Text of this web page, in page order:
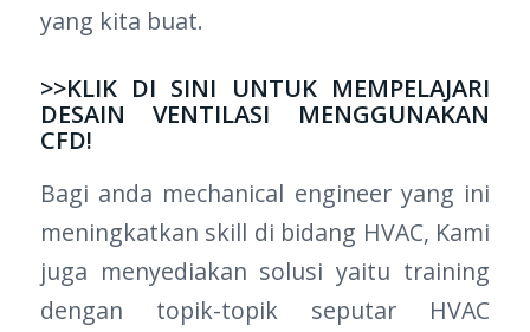
yang kita buat.
>>KLIK DI SINI UNTUK MEMPELAJARI
DESAIN VENTILASI MENGGUNAKAN
CFD!
Bagi anda mechanical engineer yang ini
meningkatkan skill di bidang HVAC, Kami
juga menyediakan solusi yaitu training
dengan topik-topik seputar HVAC